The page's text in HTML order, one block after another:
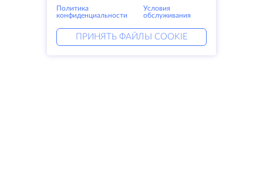
Политика
конфиденциальности
Условия
обслуживания
ПРИНЯТЬ ФАЙЛЫ COOKIE